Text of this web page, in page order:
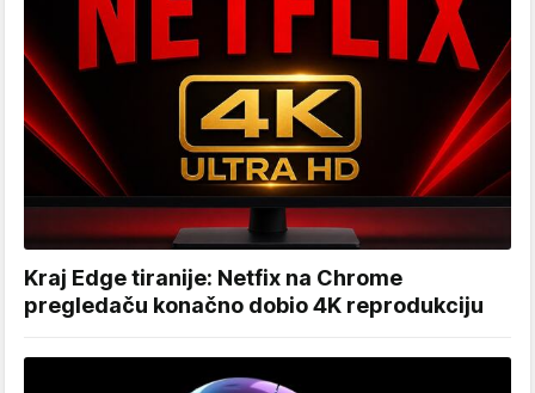
Kraj Edge tiranije: Netfix na Chrome
pregledaču konačno dobio 4K reprodukciju